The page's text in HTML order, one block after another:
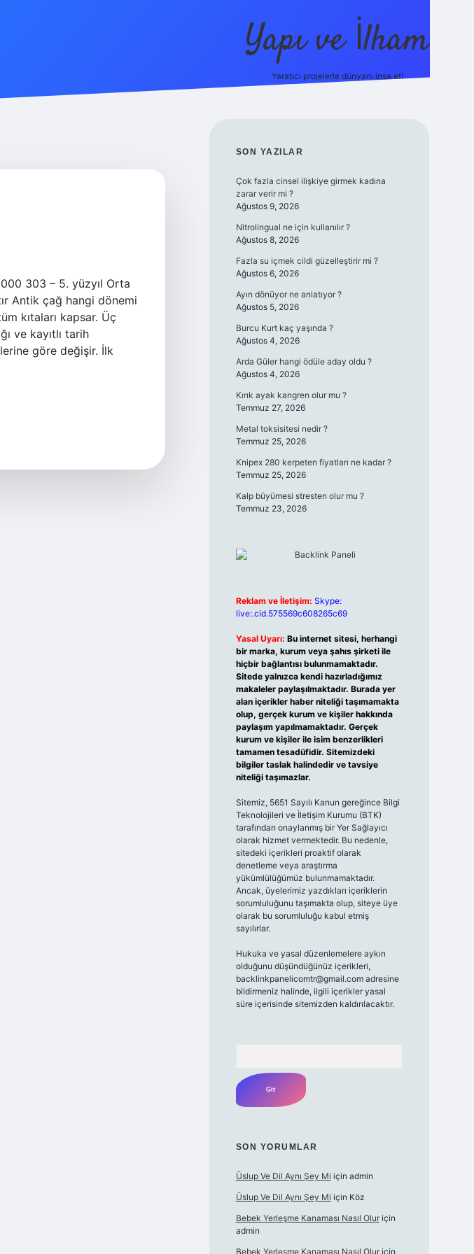
Yapı ve İlham
Yaratıcı projelerle dünyanı inşa et!
303 – 5. yüzyıl Orta
Antik çağ hangi dönemi
kıtaları kapsar. Üç
ve kayıtlı tarih
göre değişir. İlk
SIDEBAR
SON YAZILAR
Çok fazla cinsel ilişkiye girmek kadına
zarar verir mi ?
Ağustos 9, 2026
Nitrolingual ne için kullanılır ?
Ağustos 8, 2026
Fazla su içmek cildi güzelleştirir mi ?
Ağustos 6, 2026
Ayın dönüyor ne anlatıyor ?
Ağustos 5, 2026
Burcu Kurt kaç yaşında ?
Ağustos 4, 2026
Arda Güler hangi ödüle aday oldu ?
Ağustos 4, 2026
Kırık ayak kangren olur mu ?
Temmuz 27, 2026
Metal toksisitesi nedir ?
Temmuz 25, 2026
Knipex 280 kerpeten fiyatları ne kadar ?
Temmuz 25, 2026
Kalp büyümesi stresten olur mu ?
Temmuz 23, 2026
Reklam ve İletişim: Skype:
live:.cid.575569c608265c69
Yasal Uyarı: Bu internet sitesi, herhangi
bir marka, kurum veya şahıs şirketi ile
hiçbir bağlantısı bulunmamaktadır.
Sitede yalnızca kendi hazırladığımız
makaleler paylaşılmaktadır. Burada yer
alan içerikler haber niteliği taşımamakta
olup, gerçek kurum ve kişiler hakkında
paylaşım yapılmamaktadır. Gerçek
kurum ve kişiler ile isim benzerlikleri
tamamen tesadüfidir. Sitemizdeki
bilgiler taslak halindedir ve tavsiye
niteliği taşımazlar.
Sitemiz, 5651 Sayılı Kanun gereğince Bilgi
Teknolojileri ve İletişim Kurumu (BTK)
tarafından onaylanmış bir Yer Sağlayıcı
olarak hizmet vermektedir. Bu nedenle,
sitedeki içerikleri proaktif olarak
denetleme veya araştırma
yükümlülüğümüz bulunmamaktadır.
Ancak, üyelerimiz yazdıkları içeriklerin
sorumluluğunu taşımakta olup, siteye üye
olarak bu sorumluluğu kabul etmiş
sayılırlar.
Hukuka ve yasal düzenlemelere aykırı
olduğunu düşündüğünüz içerikleri,
backlinkpanelicomtr@gmail.comadresine
bildirmeniz halinde, ilgili içerikler yasal
süre içerisinde sitemizden kaldırılacaktır.
SON YORUMLAR
Üslup Ve Dil Aynı Şey Mi için admin
Üslup Ve Dil Aynı Şey Mi için Köz
Bebek Yerleşme Kanaması Nasıl Oluriçin
admin
Bebek Yerleşme Kanaması Nasıl Oluriçin